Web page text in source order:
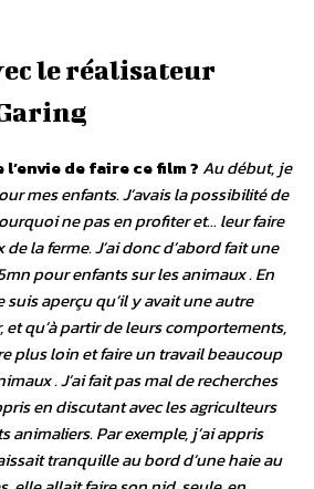
le réalisateur
l’envie de faire ce film ? Au début, je
mes enfants. J’avais la possibilité de
ne pas en profiter et… leur faire
la ferme. J’ai donc d’abord fait une
pour enfants sur les animaux . En
suis aperçu qu’il y avait une autre
qu’à partir de leurs comportements,
plus loin et faire un travail beaucoup
. J’ai fait pas mal de recherches
en discutant avec les agriculteurs
animaliers. Par exemple, j’ai appris
tranquille au bord d’une haie au